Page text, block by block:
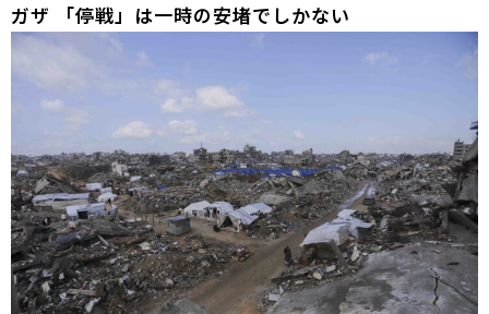
ガザ 「停戦」は一時の安堵でしかない